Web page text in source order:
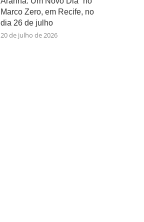
Marco Zero, em Recife, no
dia 26 de julho
20 de julho de 2026